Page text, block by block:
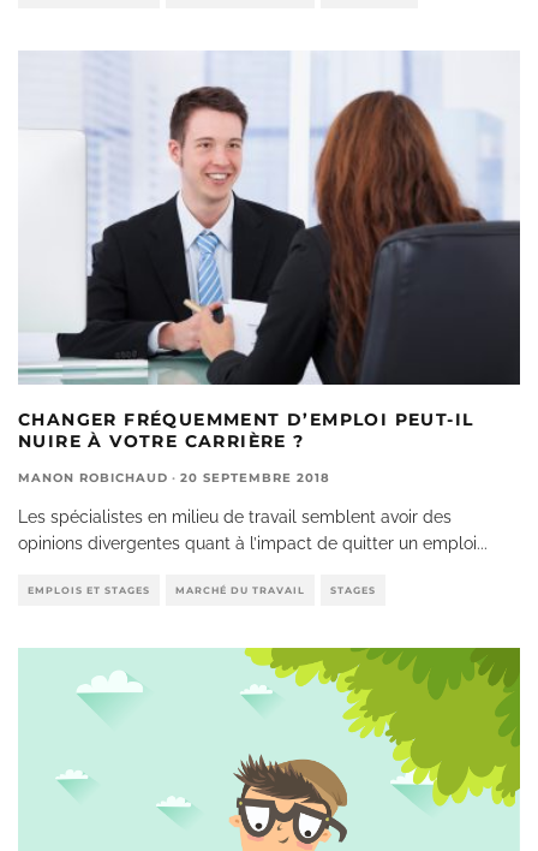
CHANGER FRÉQUEMMENT D’EMPLOI PEUT-IL
NUIRE À VOTRE CARRIÈRE ?
MANON ROBICHAUD · 20 SEPTEMBRE 2018
Les spécialistes en milieu de travail semblent avoir des
opinions divergentes quant à l’impact de quitter un emploi...
EMPLOIS ET STAGES MARCHÉ DU TRAVAIL STAGES